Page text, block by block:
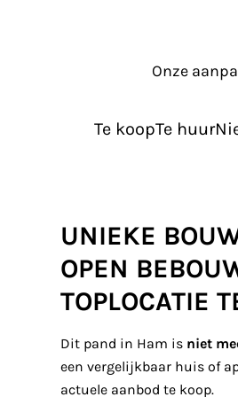
Onze
Te koopTe huur
UNIEKE
OPEN
TOPLOCATIE
Dit pand in Ham is niet
een vergelijkbaar huis of
actuele aanbod te koop.